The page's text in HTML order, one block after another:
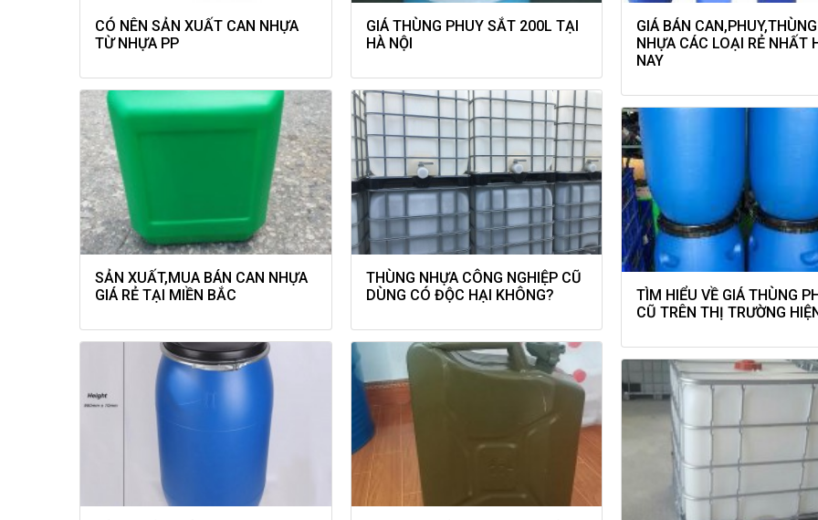
CÓ NÊN SẢN XUẤT CAN NHỰA
TỪ NHỰA PP
SẢN XUẤT,MUA BÁN CAN NHỰA
GIÁ RẺ TẠI MIỀN BẮC
GIÁ THÙNG PHUY SẮT 200L TẠI
HÀ NỘI
THÙNG NHỰA CÔNG NGHIỆP CŨ
DÙNG CÓ ĐỘC HẠI KHÔNG?
GIÁ BÁN CAN,PHUY,THÙNG
NHỰA CÁC LOẠI RẺ NHẤT
NAY
TÌM HIỂU VỀ GIÁ THÙNG
CŨ TRÊN THỊ TRƯỜNG